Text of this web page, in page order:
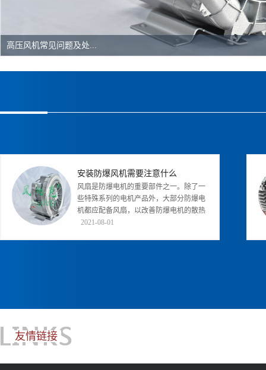
高压风机常见问题及处...
安装防爆风机需要注意什么
风扇是防爆电机的重要部件之一。除了一
些特殊系列的电机产品外，大部分防爆电
机都应配备风扇，以改善防爆电机的散热
条件。在同一地点设置多台边墙风机...
2021-08-01
友情链接